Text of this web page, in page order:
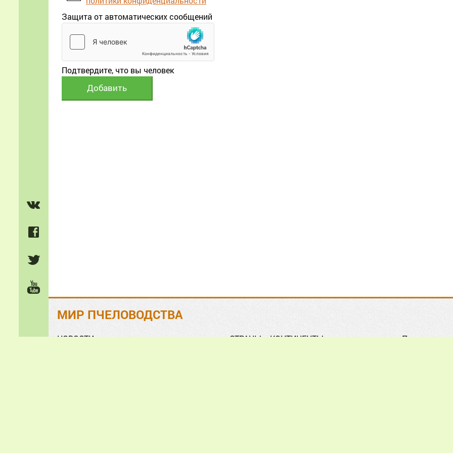
Защита от автоматических сообщений
Подтвердите, что вы человек
МИР ПЧЕЛОВОДСТВА
НОВОСТИ
СТРАНЫ и КОНТИНЕНТЫ
Правила